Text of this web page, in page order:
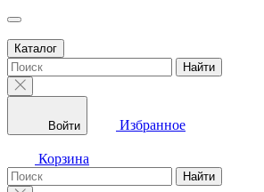
Каталог
Найти
Войти Избранное
Корзина
Найти